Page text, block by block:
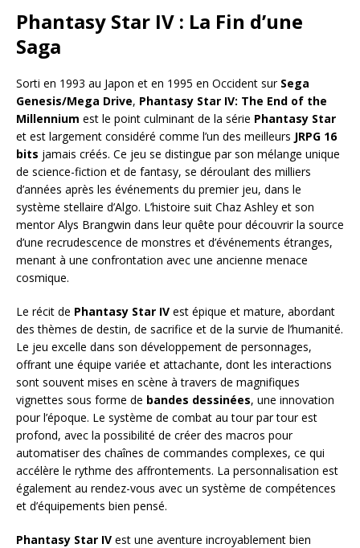
Phantasy Star IV : La Fin d’une
Saga
Sorti en 1993 au Japon et en 1995 en Occident sur Sega
Genesis/Mega Drive, Phantasy Star IV: The End of the
Millennium est le point culminant de la série Phantasy Star
et est largement considéré comme l’un des meilleurs JRPG 16
bits jamais créés. Ce jeu se distingue par son mélange unique
de science-fiction et de fantasy, se déroulant des milliers
d’années après les événements du premier jeu, dans le
système stellaire d’Algo. L’histoire suit Chaz Ashley et son
mentor Alys Brangwin dans leur quête pour découvrir la source
d’une recrudescence de monstres et d’événements étranges,
menant à une confrontation avec une ancienne menace
cosmique.
Le récit de Phantasy Star IV est épique et mature, abordant
des thèmes de destin, de sacrifice et de la survie de l’humanité.
Le jeu excelle dans son développement de personnages,
offrant une équipe variée et attachante, dont les interactions
sont souvent mises en scène à travers de magnifiques
vignettes sous forme de bandes dessinées, une innovation
pour l’époque. Le système de combat au tour par tour est
profond, avec la possibilité de créer des macros pour
automatiser des chaînes de commandes complexes, ce qui
accélère le rythme des affrontements. La personnalisation est
également au rendez-vous avec un système de compétences
et d’équipements bien pensé.
Phantasy Star IV est une aventure incroyablement bien